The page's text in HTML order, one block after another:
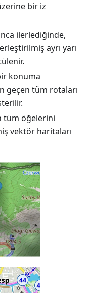
bir iz
ilerlediğinde,
ayrı yarı
konuma
geçen tüm rotaları
tüm öğelerini
vektör haritaları